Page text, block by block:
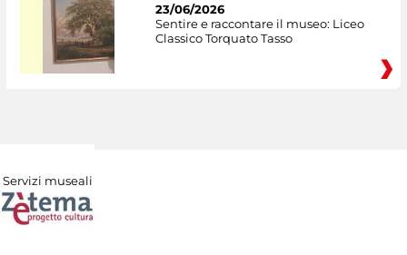
23/06/2026
Sentire e raccontare il museo: Liceo
Classico Torquato Tasso
Servizi museali